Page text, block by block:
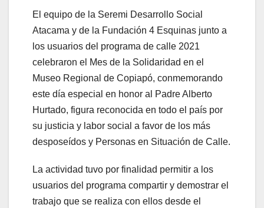
El equipo de la Seremi Desarrollo Social
Atacama y de la Fundación 4 Esquinas junto a
los usuarios del programa de calle 2021
celebraron el Mes de la Solidaridad en el
Museo Regional de Copiapó, conmemorando
este día especial en honor al Padre Alberto
Hurtado, figura reconocida en todo el país por
su justicia y labor social a favor de los más
desposeídos y Personas en Situación de Calle.
La actividad tuvo por finalidad permitir a los
usuarios del programa compartir y demostrar el
trabajo que se realiza con ellos desde el